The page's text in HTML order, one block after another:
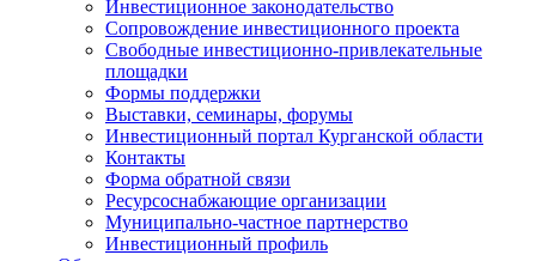
Инвестиционное законодательство
Сопровождение инвестиционного проекта
Свободные инвестиционно-привлекательные
площадки
Формы поддержки
Выставки, семинары, форумы
Инвестиционный портал Курганской области
Контакты
Форма обратной связи
Ресурсоснабжающие организации
Муниципально-частное партнерство
Инвестиционный профиль